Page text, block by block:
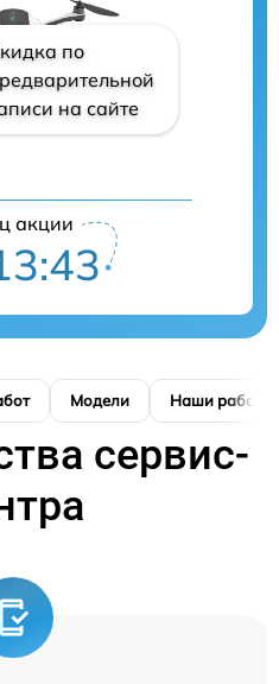
по
на сайте
акции
Модели Наши работы
сервис-